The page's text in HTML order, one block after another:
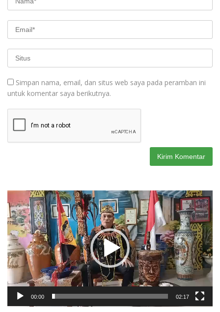
Simpan nama, email, dan situs web saya pada peramban ini
untuk komentar saya berikutnya.
Pemutar
Video
00:00 02:17